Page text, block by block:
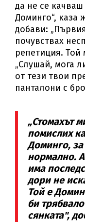
да не се
Доминго“, каза
добави:
почувствах
репетиция. Той
„Слушай, мога
от тези твои
панталони с
„Стомахът
помислих
Доминго,
нормално.
има
дори не
Той е
би
сянката",